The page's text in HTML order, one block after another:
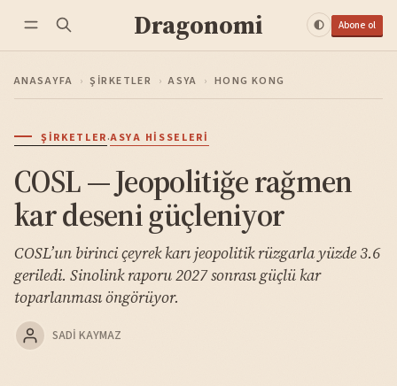
Dragonomi Abone ol
ANASAYFA › ŞIRKETLER › ASYA › HONG KONG
ŞIRKETLER·ASYA HISSELERI
COSL — Jeopolitiğe rağmen
kar deseni güçleniyor
COSL’un birinci çeyrek karı jeopolitik rüzgarla yüzde 3.6
geriledi. Sinolink raporu 2027 sonrası güçlü kar
toparlanması öngörüyor.
SADI KAYMAZ